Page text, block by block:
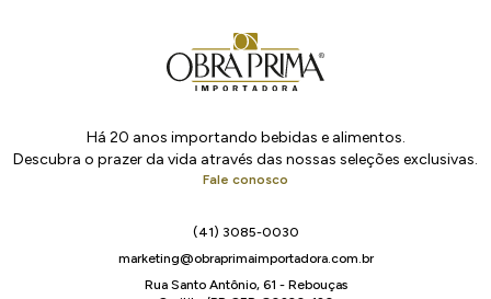
Há 20 anos importando bebidas e alimentos.
Descubra o prazer da vida através das nossas seleções exclusivas.
Fale conosco
(41) 3085-0030
marketing@obraprimaimportadora.com.br
Rua Santo Antônio, 61 - Rebouças